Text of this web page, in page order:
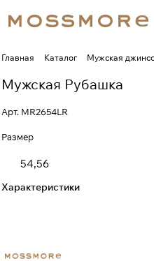
Главная Каталог Мужская
Мужская Рубашка
Арт. MR2654LR
Размер
54,56
Характеристики